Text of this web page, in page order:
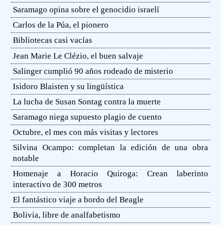
Saramago opina sobre el genocidio israelí
Carlos de la Púa, el pionero
Bibliotecas casi vacías
Jean Marie Le Clézio, el buen salvaje
Salinger cumplió 90 años rodeado de misterio
Isidoro Blaisten y su lingüística
La lucha de Susan Sontag contra la muerte
Saramago niega supuesto plagio de cuento
Octubre, el mes con más visitas y lectores
Silvina Ocampo: completan la edición de una obra
notable
Homenaje a Horacio Quiroga: Crean laberinto
interactivo de 300 metros
El fantástico viaje a bordo del Beagle
Bolivia, libre de analfabetismo